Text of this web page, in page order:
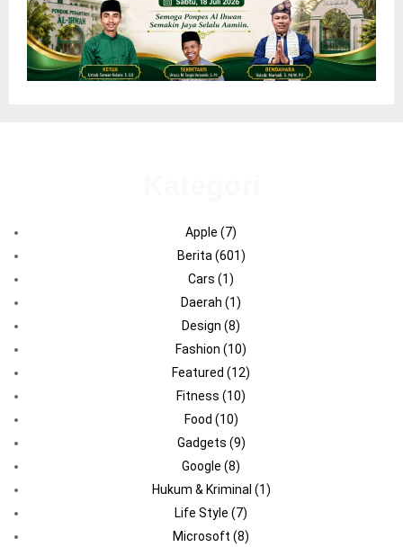
Apple (7)
Berita (601)
Cars (1)
Daerah (1)
Design (8)
Fashion (10)
Featured (12)
Fitness (10)
Food (10)
Gadgets (9)
Google (8)
Hukum & Kriminal (1)
Life Style (7)
Microsoft (8)